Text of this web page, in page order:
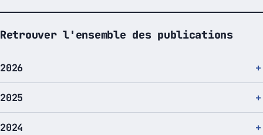
Retrouver l'ensemble des publications
2026
2025
2024